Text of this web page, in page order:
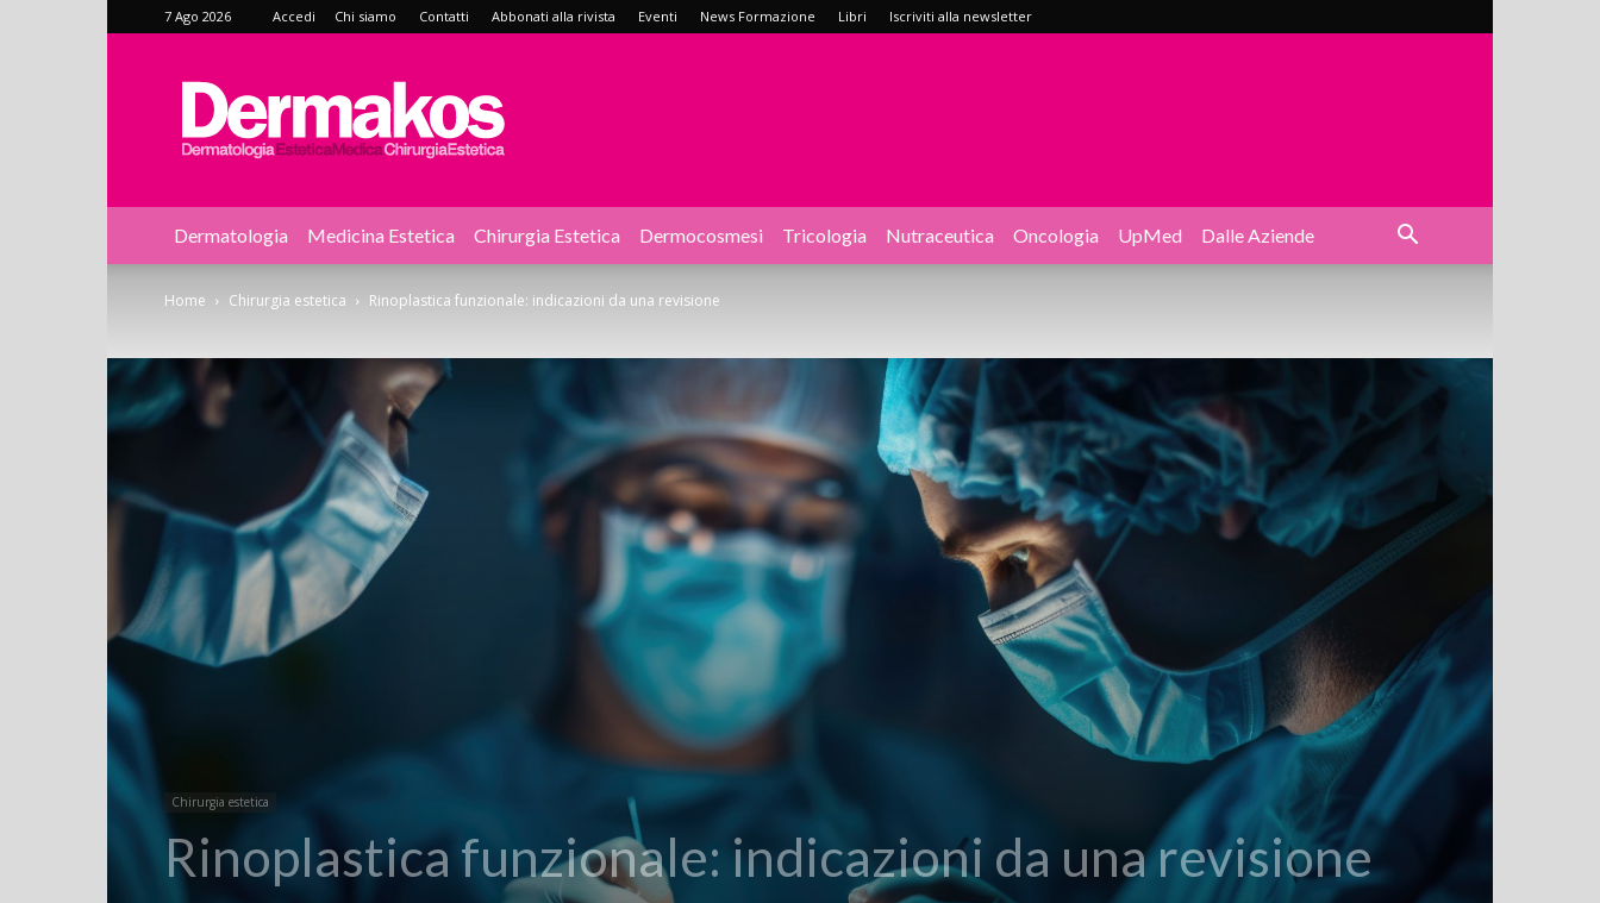
7 Ago 2026 Accedi Chi siamo Contatti Abbonati alla rivista Eventi News Formazione Libri Iscriviti alla newsletter
Dermakos
Dermatologia Medicina Estetica Chirurgia Estetica Dermocosmesi Tricologia Nutraceutica Oncologia UpMed Dalle Aziende
Home Chirurgia estetica Rinoplastica funzionale: indicazioni da una revisione
Chirurgia estetica
Rinoplastica funzionale: indicazioni da una revisione